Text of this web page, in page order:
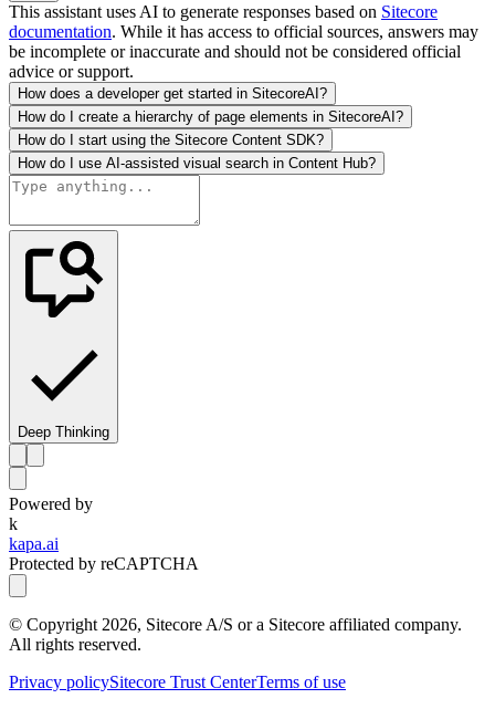
This assistant uses AI to generate responses based on Sitecore
documentation. While it has access to official sources, answers may
be incomplete or inaccurate and should not be considered official
advice or support.
How does a developer get started in SitecoreAI?
How do I create a hierarchy of page elements in SitecoreAI?
How do I start using the Sitecore Content SDK?
How do I use AI-assisted visual search in Content Hub?
Deep Thinking
Powered by
k
kapa.ai
Protected by reCAPTCHA
© Copyright 2026, Sitecore A/S or a Sitecore affiliated company.
All rights reserved.
Privacy policySitecore Trust CenterTerms of use